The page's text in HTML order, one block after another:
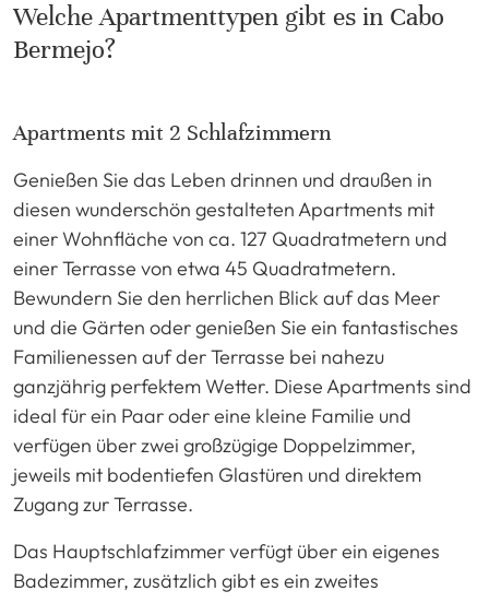
Welche Apartmenttypen gibt es in Cabo
Bermejo?
Apartments mit 2 Schlafzimmern
Genießen Sie das Leben drinnen und draußen in
diesen wunderschön gestalteten Apartments mit
einer Wohnfläche von ca. 127 Quadratmetern und
einer Terrasse von etwa 45 Quadratmetern.
Bewundern Sie den herrlichen Blick auf das Meer
und die Gärten oder genießen Sie ein fantastisches
Familienessen auf der Terrasse bei nahezu
ganzjährig perfektem Wetter. Diese Apartments sind
ideal für ein Paar oder eine kleine Familie und
verfügen über zwei großzügige Doppelzimmer,
jeweils mit bodentiefen Glastüren und direktem
Zugang zur Terrasse.
Das Hauptschlafzimmer verfügt über ein eigenes
Badezimmer, zusätzlich gibt es ein zweites